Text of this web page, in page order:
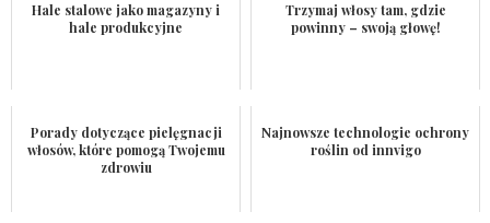
Hale stalowe jako magazyny i
hale produkcyjne
Trzymaj włosy tam, gdzie
powinny – swoją głowę!
Porady dotyczące pielęgnacji
włosów, które pomogą Twojemu
zdrowiu
Najnowsze technologie ochrony
roślin od innvigo